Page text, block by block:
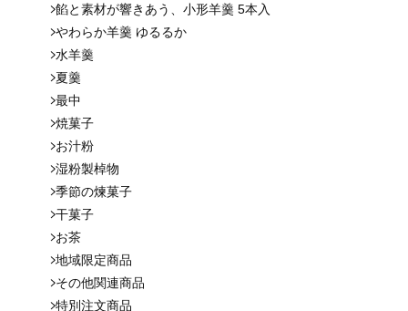
餡と素材が響きあう、小形羊羹 5本入
やわらか羊羹 ゆるるか
水羊羹
夏羹
最中
焼菓子
お汁粉
湿粉製棹物
季節の煉菓子
干菓子
お茶
地域限定商品
その他関連商品
特別注文商品